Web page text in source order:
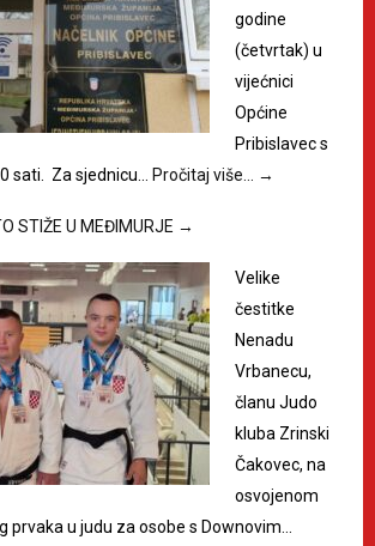
godine
(četvrtak) u
vijećnici
Općine
Pribislavec s
sati. Za sjednicu… Pročitaj više… →
STIŽE U MEĐIMURJE →
Velike
čestitke
Nenadu
Vrbanecu,
članu Judo
kluba Zrinski
Čakovec, na
osvojenom
prvaka u judu za osobe s Downovim…